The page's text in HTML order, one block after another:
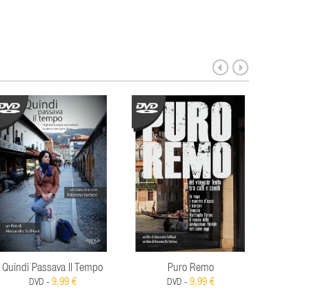
Quindi Passava Il Tempo
DVD - 9,99 €
Puro Remo
DVD - 9,99 €